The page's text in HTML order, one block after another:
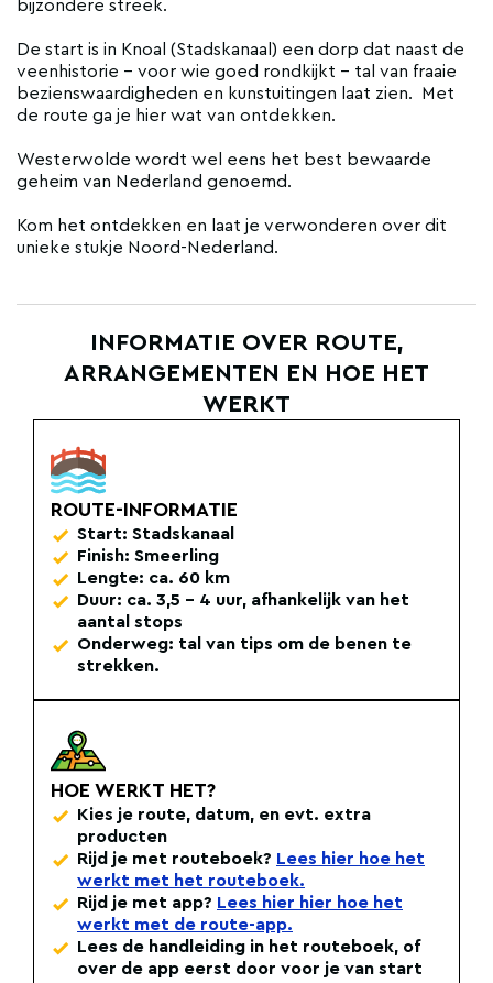
bijzondere streek.
De start is in Knoal (Stadskanaal) een dorp dat naast de
veenhistorie - voor wie goed rondkijkt - tal van fraaie
bezienswaardigheden en kunstuitingen laat zien. Met
de route ga je hier wat van ontdekken.
Westerwolde wordt wel eens het best bewaarde
geheim van Nederland genoemd.
Kom het ontdekken en laat je verwonderen over dit
unieke stukje Noord-Nederland.
INFORMATIE OVER ROUTE,
ARRANGEMENTEN EN HOE HET
WERKT
ROUTE-INFORMATIE
Start: Stadskanaal
Finish: Smeerling
Lengte: ca. 60 km
Duur: ca. 3,5 - 4 uur, afhankelijk van het
aantal stops
Onderweg: tal van tips om de benen te
strekken.
HOE WERKT HET?
Kies je route, datum, en evt. extra
producten
Rijd je met routeboek? Lees hier hoe het
werkt met het routeboek.
Rijd je met app? Lees hier hier hoe het
werkt met de route-app.
Lees de handleiding in het routeboek, of
over de app eerst door voor je van start